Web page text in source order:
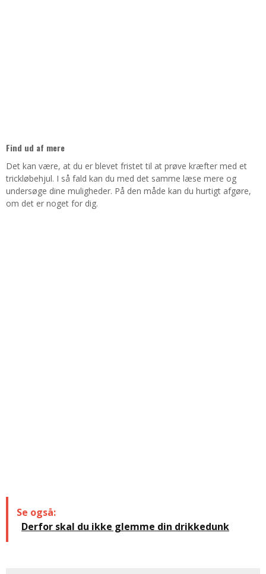
Find ud af mere
Det kan være, at du er blevet fristet til at prøve kræfter med et
trickløbehjul. I så fald kan du med det samme læse mere og
undersøge dine muligheder. På den måde kan du hurtigt afgøre,
om det er noget for dig.
Se også:
Derfor skal du ikke glemme din drikkedunk